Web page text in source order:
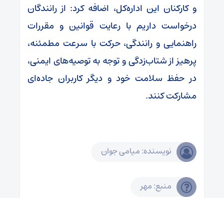
و کارکنان این اداره‌کل، اضافه کرد: از رانندگان
درخواست داریم با رعایت قوانین و مقررات
راهنمایی و رانندگی، حرکت با سرعت مطمئنه،
پرهیز از شتاب‌زدگی و توجه به توصیه‌های ایمنی،
در حفظ سلامت خود و دیگر کاربران جاده‌ای
مشارکت کنند.
نویسنده: میامی جوان
منبع: مهر